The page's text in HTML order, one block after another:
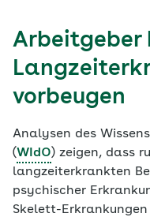
Arbeitgeber
vorbeugen
Analysen des
(WIdO) zeigen, dass
langzeiterkrankten
psychischer
Skelett-